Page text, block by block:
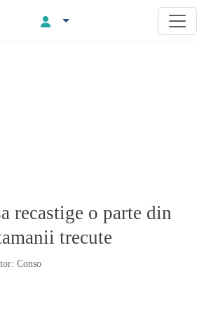
recastige o parte din
trecute
Conso